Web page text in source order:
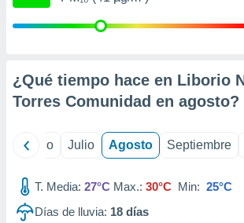
publicidad
publicidad
¿Qué tiempo hace en Liborio
Torres Comunidad en agosto?
Junio Julio Agosto Septiembre
T. Media: 27°C Max.: 30°C Min: 25°C
Días de lluvia: 18 días